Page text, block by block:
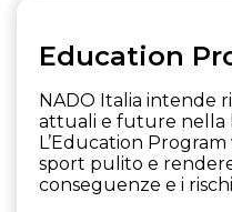
Education
NADO Italia intende
attuali e future nella
L’Education
sport pulito e
conseguenze e i